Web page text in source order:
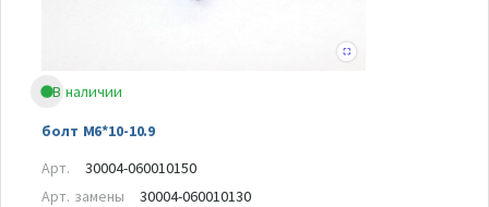
В наличии
болт M6*10-10.9
Арт.
30004-060010150
Арт. замены
30004-060010130